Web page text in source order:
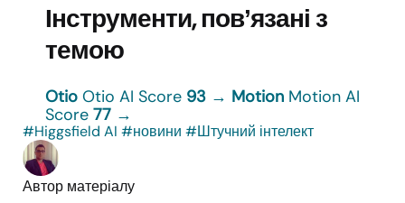
Інструменти, повʼязані з
темою
Otio Otio AI Score 93 → Motion Motion AI
Score 77 →
#Higgsfield AI #новини #Штучний інтелект
Автор матеріалу